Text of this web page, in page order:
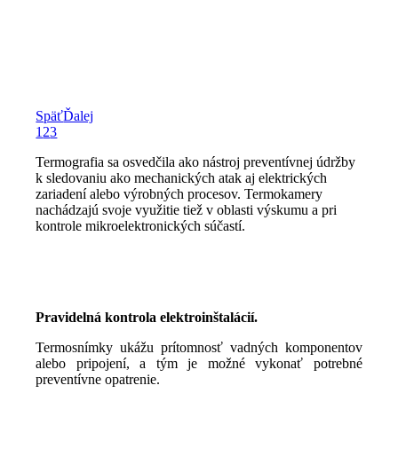
SpäťĎalej
1 23
Termografia sa osvedčila ako nástroj preventívnej údržby
k sledovaniu ako mechanických atak aj elektrických
zariadení alebo výrobných procesov. Termokamery
nachádzajú svoje využitie tiež v oblasti výskumu a pri
kontrole mikroelektronických súčastí.
Pravidelná kontrola elektroinštalácií.
Termosnímky ukážu prítomnosť vadných komponentov
alebo pripojení, a tým je možné vykonať potrebné
preventívne opatrenie.